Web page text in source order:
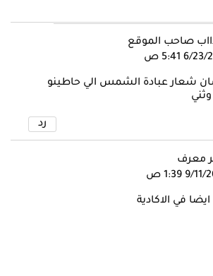
صاحب الموقع
5:41 ص
شعار عبادة الشمس الي حاطينو
رد
معرف
1:39 ص
في الاكادية